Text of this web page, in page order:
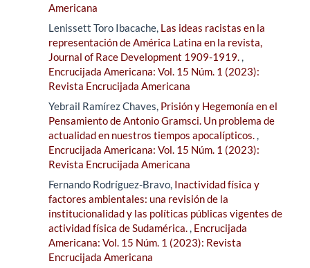
Americana
Lenissett Toro Ibacache, Las ideas racistas en la
representación de América Latina en la revista,
Journal of Race Development 1909-1919.,
Encrucijada Americana: Vol. 15 Núm. 1 (2023):
Revista Encrucijada Americana
Yebrail Ramírez Chaves, Prisión y Hegemonía en el
Pensamiento de Antonio Gramsci. Un problema de
actualidad en nuestros tiempos apocalípticos.,
Encrucijada Americana: Vol. 15 Núm. 1 (2023):
Revista Encrucijada Americana
Fernando Rodríguez-Bravo, Inactividad física y
factores ambientales: una revisión de la
institucionalidad y las políticas públicas vigentes de
actividad física de Sudamérica., Encrucijada
Americana: Vol. 15 Núm. 1 (2023): Revista
Encrucijada Americana